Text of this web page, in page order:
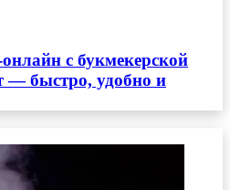
с букмекерской
— быстро, удобно и